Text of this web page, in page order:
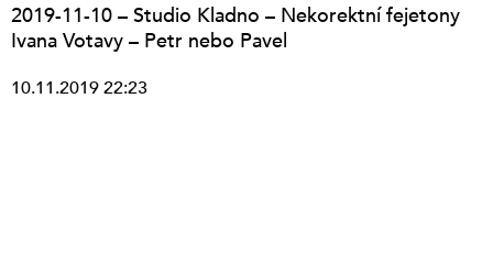
2019-11-10 – Studio Kladno – Nekorektní fejetony
Ivana Votavy – Petr nebo Pavel
10.11.2019 22:23